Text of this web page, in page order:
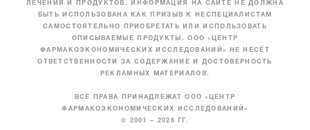
ЛЕЧЕНИЯ И ПРОДУКТОВ. ИНФОРМАЦИЯ НА САЙТЕ НЕ ДОЛЖНА
БЫТЬ ИСПОЛЬЗОВАНА КАК ПРИЗЫВ К НЕСПЕЦИАЛИСТАМ
САМОСТОЯТЕЛЬНО ПРИОБРЕТАТЬ ИЛИ ИСПОЛЬЗОВАТЬ
ОПИСЫВАЕМЫЕ ПРОДУКТЫ. ООО «ЦЕНТР
ФАРМАКОЭКОНОМИЧЕСКИХ ИССЛЕДОВАНИЙ» НЕ НЕСЁТ
ОТВЕТСТВЕННОСТИ ЗА СОДЕРЖАНИЕ И ДОСТОВЕРНОСТЬ
РЕКЛАМНЫХ МАТЕРИАЛОВ.
ВСЕ ПРАВА ПРИНАДЛЕЖАТ ООО «ЦЕНТР
ФАРМАКОЭКОНОМИЧЕСКИХ ИССЛЕДОВАНИЙ»
© 2001 – 2026 ГГ.